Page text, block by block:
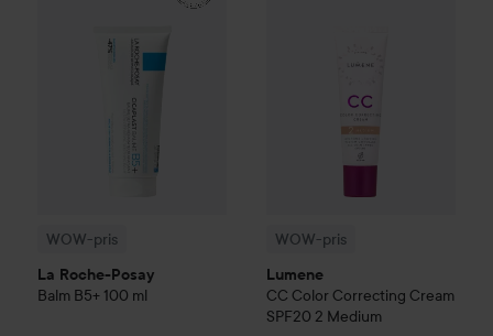
WOW-pris
La Roche-Posay
Balm B5+ 100 ml
WOW-pris
Lumene
CC Color Correcting Cream
SPF20 2 Medium